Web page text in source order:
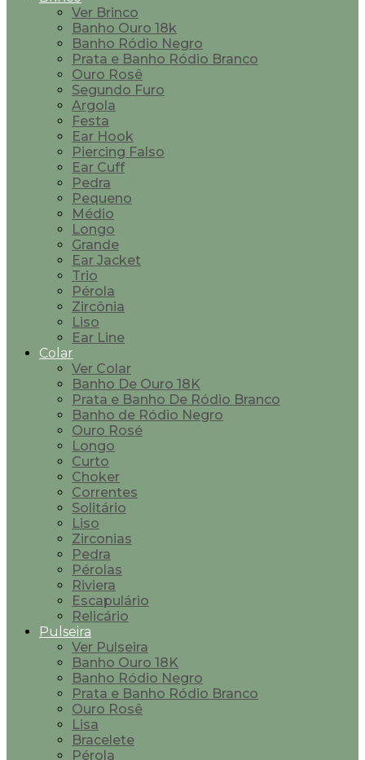
Ver Brinco
Banho Ouro 18k
Banho Ródio Negro
Prata e Banho Ródio Branco
Ouro Rosê
Segundo Furo
Argola
Festa
Ear Hook
Piercing Falso
Ear Cuff
Pedra
Pequeno
Médio
Longo
Grande
Ear Jacket
Trio
Pérola
Zircônia
Liso
Ear Line
Colar
Ver Colar
Banho De Ouro 18K
Prata e Banho De Ródio Branco
Banho de Ródio Negro
Ouro Rosé
Longo
Curto
Choker
Correntes
Solitário
Liso
Zirconias
Pedra
Pérolas
Riviera
Escapulário
Relicário
Pulseira
Ver Pulseira
Banho Ouro 18K
Banho Ródio Negro
Prata e Banho Ródio Branco
Ouro Rosê
Lisa
Bracelete
Pérola